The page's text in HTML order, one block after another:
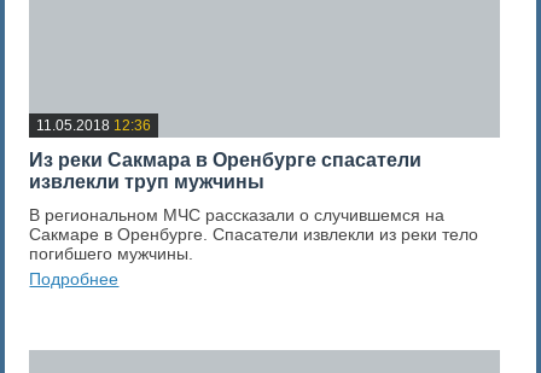
11.05.2018 12:36
Из реки Сакмара в Оренбурге спасатели
извлекли труп мужчины
В региональном МЧС рассказали о случившемся на
Сакмаре в Оренбурге. Спасатели извлекли из реки тело
погибшего мужчины.
Подробнее